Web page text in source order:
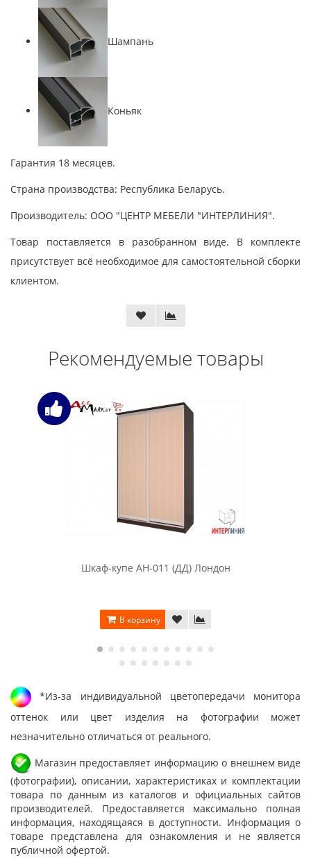
Шампань
Коньяк
Гарантия 18 месяцев.
Страна производства: Республика Беларусь.
Производитель: ООО "ЦЕНТР МЕБЕЛИ "ИНТЕРЛИНИЯ".
Товар поставляется в разобранном виде. В комплекте
присутствует всё необходимое для самостоятельной сборки
клиентом.
Рекомендуемые товары
Шкаф-купе АН-011 (ДД) Лондон
В корзину
*Из-за индивидуальной цветопередачи монитора
оттенок или цвет изделия на фотографии может
незначительно отличаться от реального.
Магазин предоставляет информацию о внешнем виде
(фотографии), описании, характеристиках и комплектации
товара по данным из каталогов и официальных сайтов
производителей. Предоставляется максимально полная
информация, находящаяся в доступности. Информация о
товаре представлена для ознакомления и не является
публичной офертой.